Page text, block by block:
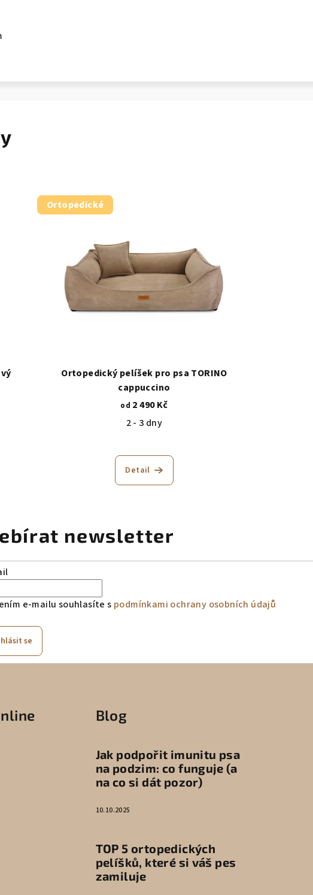
Ortopedické
Ortopedický pelíšek pro psa TORINO
cappuccino
od 2 490 Kč
2 - 3 dny
Detail
newsletter
e-mailu souhlasíte s podmínkami ochrany osobních údajů
se
Blog
Jak podpořit imunitu psa
na podzim: co funguje (a
na co si dát pozor)
10.10.2025
TOP 5 ortopedických
pelíšků, které si váš pes
zamiluje